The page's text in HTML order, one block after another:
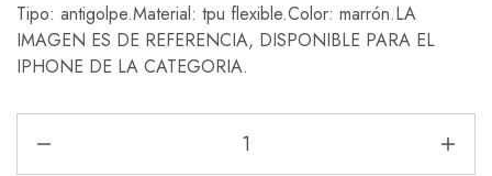
Tipo: antigolpe.Material: tpu flexible.Color: marrón.LA
IMAGEN ES DE REFERENCIA, DISPONIBLE PARA EL
IPHONE DE LA CATEGORIA.